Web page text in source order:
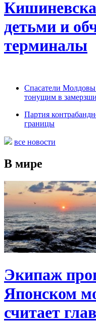
детьми и
терминалы
Спасатели
тонущим в
Партия
границы
все новости
В мире
Экипаж
Японском
считает